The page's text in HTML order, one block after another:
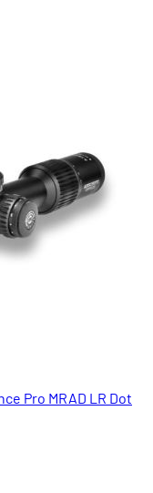
Pro MRAD LR Dot